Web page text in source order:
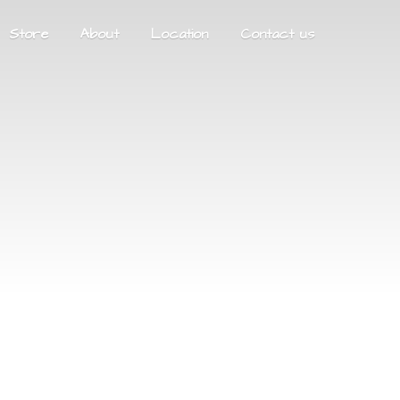
Store About Location Contact us